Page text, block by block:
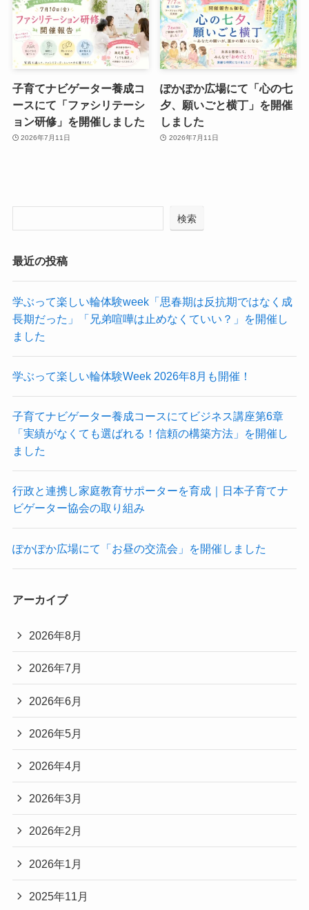
子育てナビゲーター養成コ
ースにて「ファシリテーシ
ョン研修」を開催しました
2026年7月11日
ぽかぽか広場にて「心の七
夕、願いごと横丁」を開催
しました
2026年7月11日
検索
最近の投稿
学ぶって楽しい輪体験week「思春期は反抗期ではなく成
長期だった」「兄弟喧嘩は止めなくていい？」を開催し
ました
学ぶって楽しい輪体験Week 2026年8月も開催！
子育てナビゲーター養成コースにてビジネス講座第6章
「実績がなくても選ばれる！信頼の構築方法」を開催し
ました
行政と連携し家庭教育サポーターを育成｜日本子育てナ
ビゲーター協会の取り組み
ぽかぽか広場にて「お昼の交流会」を開催しました
アーカイブ
2026年8月
2026年7月
2026年6月
2026年5月
2026年4月
2026年3月
2026年2月
2026年1月
2025年11月